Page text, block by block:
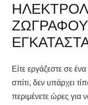
Είτε εργάζεστε σε
σπίτι, δεν υπάρχει
περιμένετε ώρες για